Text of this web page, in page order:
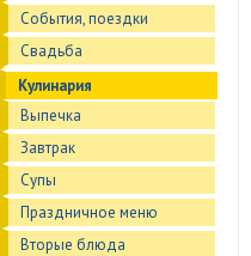
События, поездки
Свадьба
Кулинария
Выпечка
Завтрак
Супы
Праздничное меню
Вторые блюда